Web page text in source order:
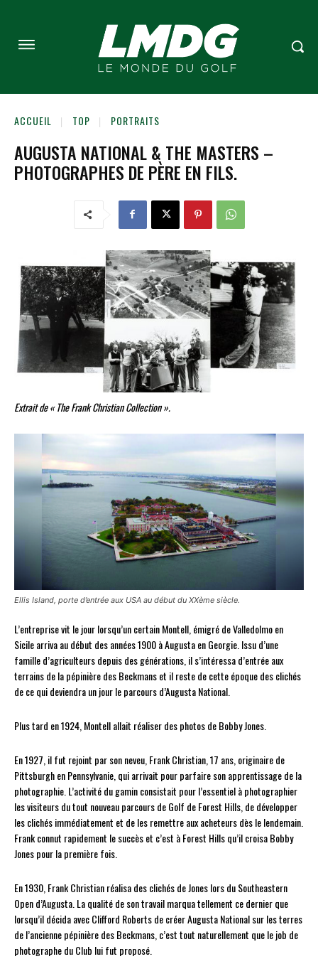
ACCUEIL TOP PORTRAITS
AUGUSTA NATIONAL & THE MASTERS –
PHOTOGRAPHES DE PÈRE EN FILS.
Extrait de « The Frank Christian Collection ».
Ellis Island, porte d’entrée aux USA au début du XXème siècle.
L’entreprise vit le jour lorsqu’un certain Montell, émigré de Valledolmo en
Sicile arriva au début des années 1900 à Augusta en Georgie. Issu d’une
famille d’agriculteurs depuis des générations, il s’intéressa d’entrée aux
terrains de la pépinière des Beckmans et il reste de cette époque des clichés
de ce qui deviendra un jour le parcours d’Augusta National.
Plus tard en 1924, Montell allait réaliser des photos de Bobby Jones.
En 1927, il fut rejoint par son neveu, Frank Christian, 17 ans, originaire de
Pittsburgh en Pennsylvanie, qui arrivait pour parfaire son apprentissage de la
photographie. L’activité du gamin consistait pour l’essentiel à photographier
les visiteurs du tout nouveau parcours de Golf de Forest Hills, de développer
les clichés immédiatement et de les remettre aux acheteurs dès le lendemain.
Frank connut rapidement le succès et c’est à Forest Hills qu’il croisa Bobby
Jones pour la première fois.
En 1930, Frank Christian réalisa des clichés de Jones lors du Southeastern
Open d’Augusta. La qualité de son travail marqua tellement ce dernier que
lorsqu’il décida avec Clifford Roberts de créer Augusta National sur les terres
de l’ancienne pépinière des Beckmans, c’est tout naturellement que le job de
photographe du Club lui fut proposé.